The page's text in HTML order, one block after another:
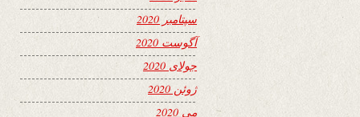
سپتامبر 2020
آگوست 2020
جولای 2020
ژوئن 2020
می 2020